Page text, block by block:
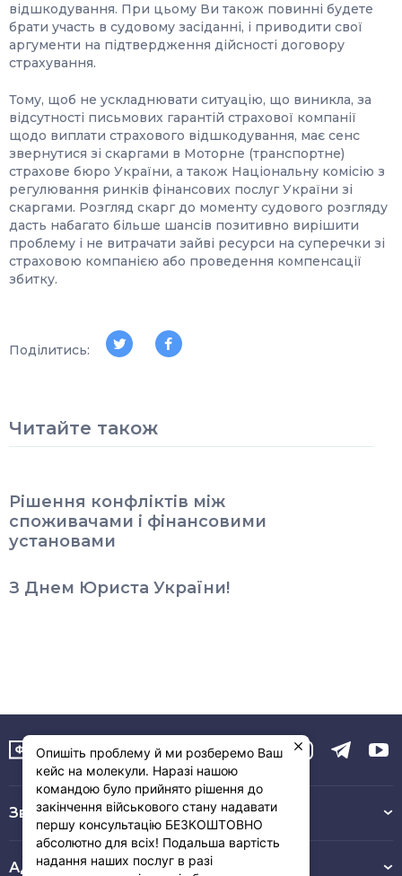
відшкодування. При цьому Ви також повинні будете
брати участь в судовому засіданні, і приводити свої
аргументи на підтвердження дійсності договору
страхування.
Тому, щоб не ускладнювати ситуацію, що виникла, за
відсутності письмових гарантій страхової компанії
щодо виплати страхового відшкодування, має сенс
звернутися зі скаргами в Моторне (транспортне)
страхове бюро України, а також Національну комісію з
регулювання ринків фінансових послуг України зі
скаргами. Розгляд скарг до моменту судового розгляду
дасть набагато більше шансів позитивно вирішити
проблему і не витрачати зайві ресурси на суперечки зі
страховою компанією або проведення компенсації
збитку.
Поділитись:
Читайте також
Рішення конфліктів між
споживачами і фінансовими
установами
З Днем Юриста України!
Зв’язок з нами :
Адреса
Опишіть проблему й ми розберемо Ваш
кейс на молекули. Наразі нашою
командою було прийнято рішення до
закінчення військового стану надавати
першу консультацію БЕЗКОШТОВНО
абсолютно для всіх! Подальша вартість
надання наших послуг в разі